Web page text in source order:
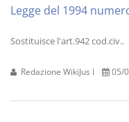
Legge del 1994
Sostituisce l'art.942 cod.civ..
Redazione WikiJus I 05/